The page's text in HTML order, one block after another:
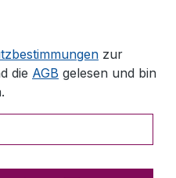
zur
die AGB gelesen und bin